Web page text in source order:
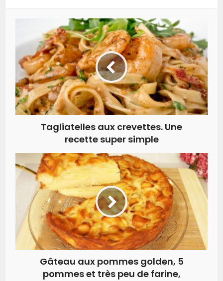
Tagliatelles aux crevettes. Une
recette super simple
Gâteau aux pommes golden, 5
pommes et très peu de farine,